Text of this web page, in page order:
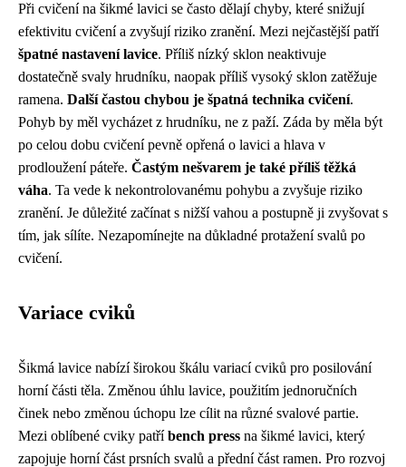
Při cvičení na šikmé lavici se často dělají chyby, které snižují
efektivitu cvičení a zvyšují riziko zranění. Mezi nejčastější patří
špatné nastavení lavice. Příliš nízký sklon neaktivuje
dostatečně svaly hrudníku, naopak příliš vysoký sklon zatěžuje
ramena. Další častou chybou je špatná technika cvičení.
Pohyb by měl vycházet z hrudníku, ne z paží. Záda by měla být
po celou dobu cvičení pevně opřená o lavici a hlava v
prodloužení páteře. Častým nešvarem je také příliš těžká
váha. Ta vede k nekontrolovanému pohybu a zvyšuje riziko
zranění. Je důležité začínat s nižší vahou a postupně ji zvyšovat s
tím, jak sílíte. Nezapomínejte na důkladné protažení svalů po
cvičení.
Variace cviků
Šikmá lavice nabízí širokou škálu variací cviků pro posilování
horní části těla. Změnou úhlu lavice, použitím jednoručních
činek nebo změnou úchopu lze cílit na různé svalové partie.
Mezi oblíbené cviky patříbench press na šikmé lavici, který
zapojuje horní část prsních svalů a přední část ramen. Pro rozvoj